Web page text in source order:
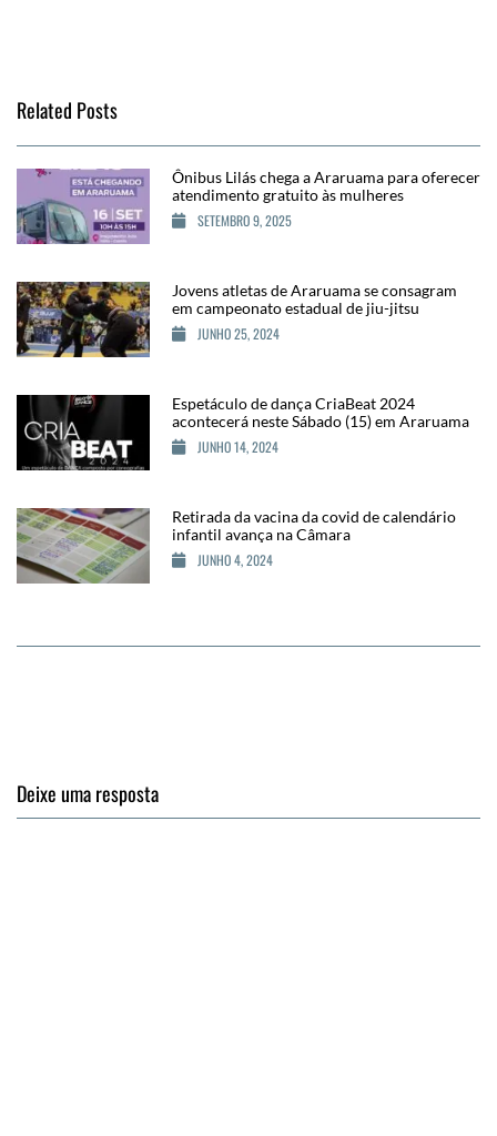
Related Posts
Ônibus Lilás chega a Araruama para oferecer
atendimento gratuito às mulheres
SETEMBRO 9, 2025
Jovens atletas de Araruama se consagram
em campeonato estadual de jiu-jitsu
JUNHO 25, 2024
Espetáculo de dança CriaBeat 2024
acontecerá neste Sábado (15) em Araruama
JUNHO 14, 2024
Retirada da vacina da covid de calendário
infantil avança na Câmara
JUNHO 4, 2024
Deixe uma resposta